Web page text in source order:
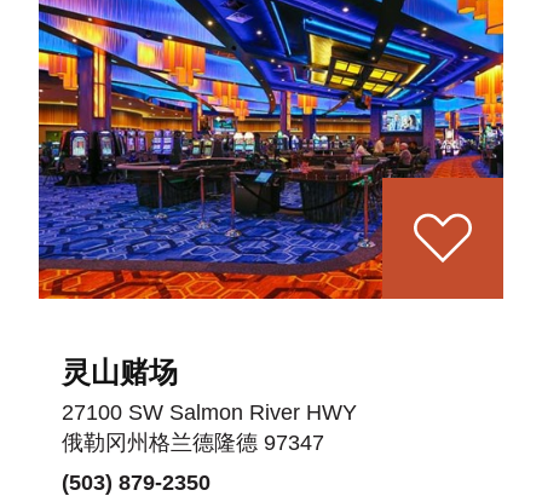
灵山赌场
27100 SW Salmon River HWY
俄勒冈州格兰德隆德 97347
(503) 879-2350